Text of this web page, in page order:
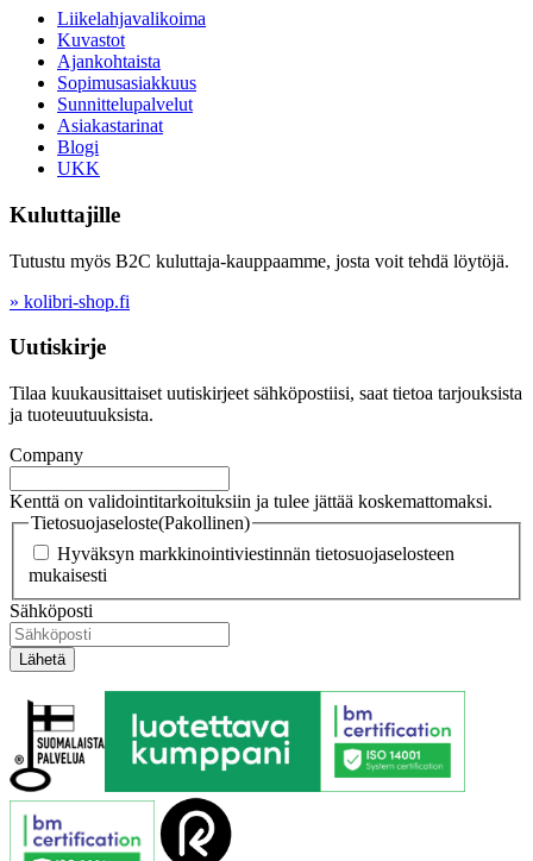
Liikelahjavalikoima
Kuvastot
Ajankohtaista
Sopimusasiakkuus
Sunnittelupalvelut
Asiakastarinat
Blogi
UKK
Kuluttajille
Tutustu myös B2C kuluttaja-kauppaamme, josta voit tehdä löytöjä.
» kolibri-shop.fi
Uutiskirje
Tilaa kuukausittaiset uutiskirjeet sähköpostiisi, saat tietoa tarjouksista
ja tuoteuutuuksista.
Company
Kenttä on validointitarkoituksiin ja tulee jättää koskemattomaksi.
Tietosuojaseloste(Pakollinen)
Hyväksyn markkinointiviestinnän tietosuojaselosteen
mukaisesti
Sähköposti